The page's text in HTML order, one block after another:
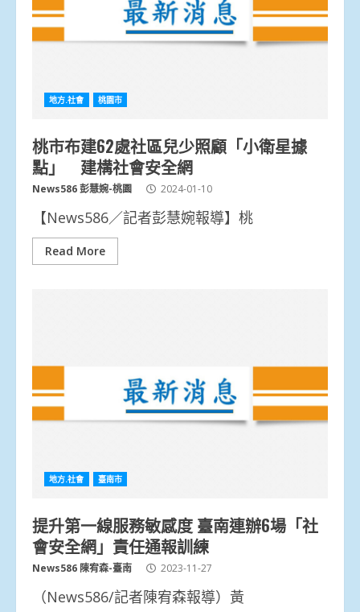
地方.社會 桃園市
桃市布建62處社區兒少照顧「小衛星據
點」 建構社會安全網
News586 彭慧婉-桃園 2024-01-10
【News586／記者彭慧婉報導】桃
Read More
地方.社會 臺南市
提升第一線服務敏感度 臺南連辦6場「社
會安全網」責任通報訓練
News586 陳宥森-臺南 2023-11-27
（News586/記者陳宥森報導）黃